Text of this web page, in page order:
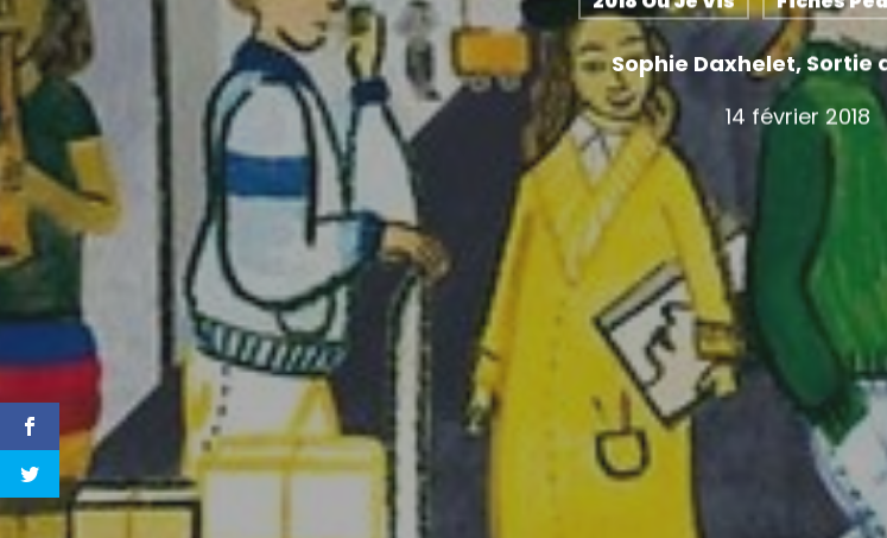
Sophie Daxhelet, Sortie
14 février 2018